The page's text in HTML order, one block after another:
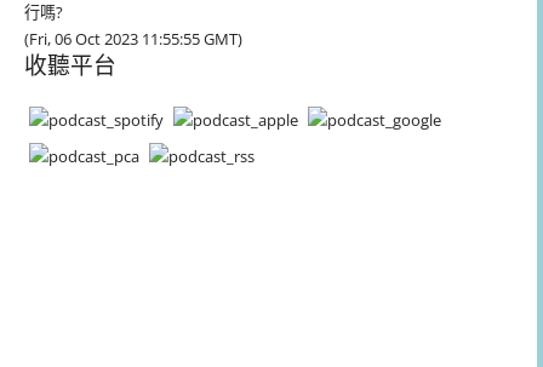
行嗎?
(Fri, 06 Oct 2023 11:55:55 GMT)
收聽平台